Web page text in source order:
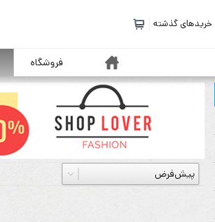
خریدهای گذشته
خانه فروشگاه